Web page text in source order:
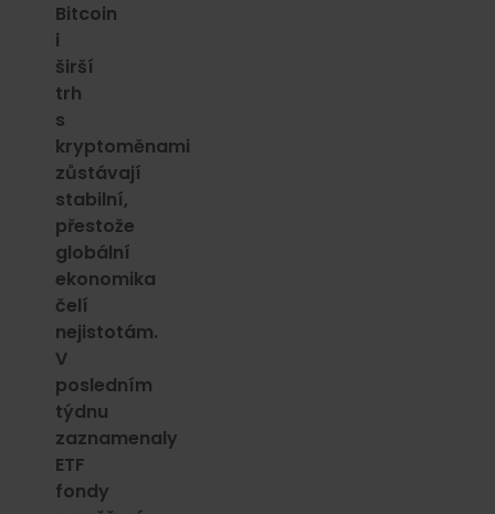
Bitcoin
i
širší
trh
s
kryptoměnami
zůstávají
stabilní,
přestože
globální
ekonomika
čelí
nejistotám.
V
posledním
týdnu
zaznamenaly
ETF
fondy